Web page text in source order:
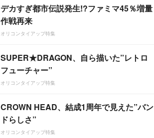
デカすぎ都市伝説発生!?ファミマ45％増量
作戦再来
オリコンタイアップ特集
SUPER★DRAGON、自ら描いた”レトロ
フューチャー”
オリコンタイアップ特集
CROWN HEAD、結成1周年で見えた”バン
ドらしさ”
オリコンタイアップ特集